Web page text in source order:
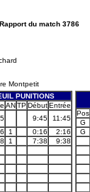
Rapport du match 3786
Montpetit
PUNITIONS
ANTPDébutEntrée
9:45
11:45
1 0:16
2:16
1 7:38 9:38
Pos
G
G